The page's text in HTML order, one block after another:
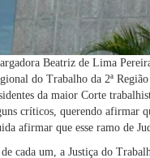
Beatriz de Lima
do Trabalho da 2ª
da maior Corte
críticos, querendo afirmar
afirmar que esse ramo de
cada um, a Justiça do